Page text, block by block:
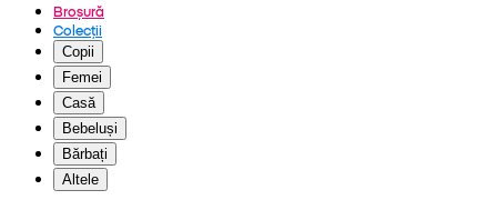
Broșură
Colecții
Copii
Femei
Casă
Bebeluși
Bărbați
Altele